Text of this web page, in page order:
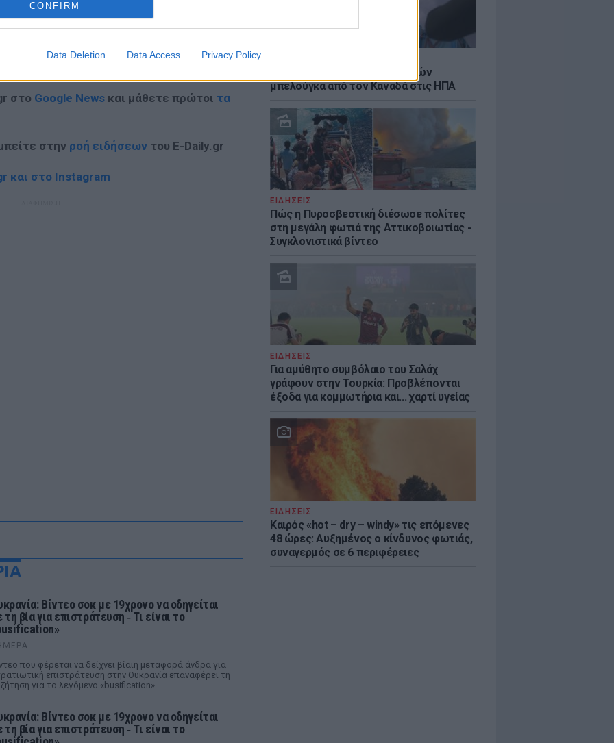
CONFIRM
Data Deletion Data Access Privacy Policy
Ιστορική μεταφορά 30 φαλαινών
μπελούγκα από τον Καναδά στις ΗΠΑ
ΕΙΔΗΣΕΙΣ
Πώς η Πυροσβεστική διέσωσε πολίτες
στη μεγάλη φωτιά της Αττικοβοιωτίας -
Συγκλονιστικά βίντεο
ΕΙΔΗΣΕΙΣ
Για αμύθητο συμβόλαιο του Σαλάχ
γράφουν στην Τουρκία: Προβλέπονται
έξοδα για κομμωτήρια και... χαρτί υγείας
ΕΙΔΗΣΕΙΣ
Καιρός «hot – dry – windy» τις επόμενες
48 ώρες: Αυξημένος ο κίνδυνος φωτιάς,
συναγερμός σε 6 περιφέρειες
στο Google News και μάθετε πρώτοι τα
στην ροή ειδήσεων του E-Daily.gr
και στο Instagram
Βίντεο σοκ με 19χρονο να οδηγείται
τη βία για επιστράτευση ‑ Τι είναι το
που φέρεται να δείχνει βίαιη μεταφορά άνδρα για
επιστράτευση στην Ουκρανία επαναφέρει τη
για το λεγόμενο «busification».
Βίντεο σοκ με 19χρονο να οδηγείται
τη βία για επιστράτευση ‑ Τι είναι το